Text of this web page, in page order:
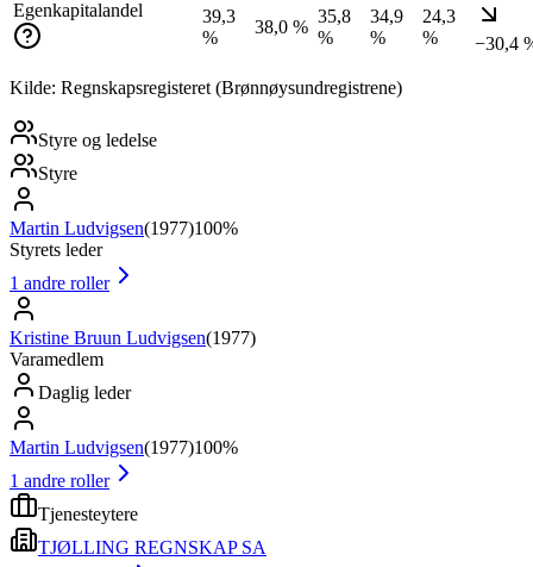
Egenkapitalandel
39,3
%
38,0 %
35,8
%
34,9
%
24,3
%
−30,4
Kilde: Regnskapsregisteret (Brønnøysundregistrene)
Styre og ledelse
Styre
Martin Ludvigsen(1977)100%
Styrets leder
1 andre roller
Kristine Bruun Ludvigsen(1977)
Varamedlem
Daglig leder
Martin Ludvigsen(1977)100%
1 andre roller
Tjenesteytere
TJØLLING REGNSKAP SA